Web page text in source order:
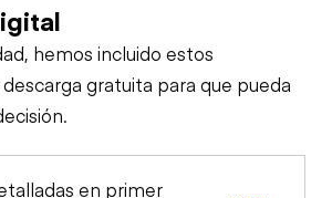
hemos incluido estos
gratuita para que pueda
en primer